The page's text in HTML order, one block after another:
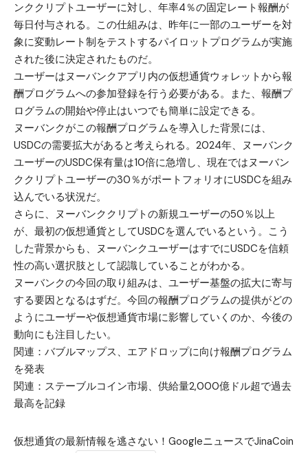
ンククリプトユーザーに対し、年率4％の固定レート報酬が
毎日付与される。この仕組みは、昨年に一部のユーザーを対
象に変動レート制をテストするパイロットプログラムが実施
された後に決定されたものだ。
ユーザーはヌーバンクアプリ内の仮想通貨ウォレットから報
酬プログラムへの参加登録を行う必要がある。また、報酬プ
ログラムの開始や停止はいつでも簡単に設定できる。
ヌーバンクがこの報酬プログラムを導入した背景には、
USDCの需要拡大があると考えられる。2024年、ヌーバンク
ユーザーのUSDC保有量は10倍に急増し、現在ではヌーバン
ククリプトユーザーの30％がポートフォリオにUSDCを組み
込んでいる状況だ。
さらに、ヌーバンククリプトの新規ユーザーの50％以上
が、最初の仮想通貨としてUSDCを選んでいるという。こう
した背景からも、ヌーバンクユーザーはすでにUSDCを信頼
性の高い選択肢として認識していることがわかる。
ヌーバンクの今回の取り組みは、ユーザー基盤の拡大に寄与
する要因となるはずだ。今回の報酬プログラムの提供がどの
ようにユーザーや仮想通貨市場に影響していくのか、今後の
動向にも注目したい。
関連： バブルマップス、エアドロップに向け報酬プログラム
を発表
関連： ステーブルコイン市場、供給量2,000億ドル超で過去
最高を記録
仮想通貨の最新情報を逃さない！GoogleニュースでJinaCoin